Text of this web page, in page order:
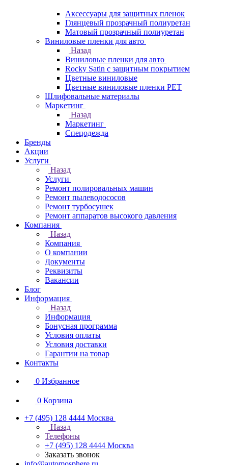
Аксессуары для защитных пленок
Глянцевый прозрачный полиуретан
Матовый прозрачный полиуретан
Виниловые пленки для авто
Назад
Виниловые пленки для авто
Rocky Satin с защитным покрытием
Цветные виниловые
Цветные виниловые пленки PET
Шлифовальные материалы
Маркетинг
Назад
Маркетинг
Спецодежда
Бренды
Акции
Услуги
Назад
Услуги
Ремонт полировальных машин
Ремонт пылеводососов
Ремонт турбосушек
Ремонт аппаратов высокого давления
Компания
Назад
Компания
О компании
Документы
Реквизиты
Вакансии
Блог
Информация
Назад
Информация
Бонусная программа
Условия оплаты
Условия доставки
Гарантии на товар
Контакты
0 Избранное
0 Корзина
+7 (495) 128 4444 Москва
Назад
Телефоны
+7 (495) 128 4444 Москва
Заказать звонок